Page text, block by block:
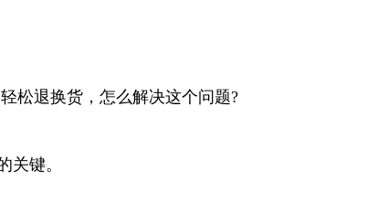
松退换货，怎么解决这个问题?
关键。